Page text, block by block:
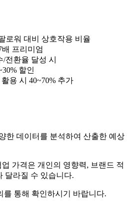
로워 대비 상호작용 비율
프리미엄
전환율 달성 시
할인
용 시 40~70% 추가
한 데이터를 분석하여 산출한 예상
가격은 개인의 영향력, 브랜드 적
달라질 수 있습니다.
를 통해 확인하시기 바랍니다.